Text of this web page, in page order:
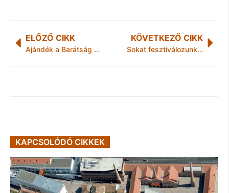
ELŐZŐ CIKK
Ajándék a Barátság Világnapja alkalmából!
KÖVETKEZŐ CIKK
Sokat fesztiválozunk, keveset költünk
KAPCSOLÓDÓ CIKKEK